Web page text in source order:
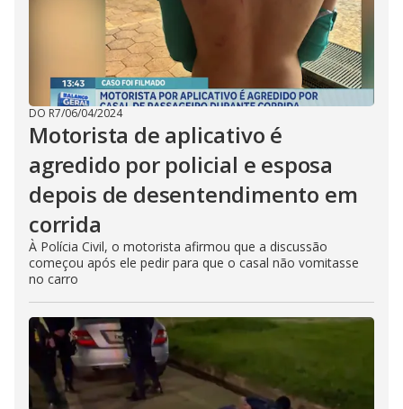
DO R7/06/04/2024
Motorista de aplicativo é
agredido por policial e esposa
depois de desentendimento em
corrida
À Polícia Civil, o motorista afirmou que a discussão
começou após ele pedir para que o casal não vomitasse
no carro